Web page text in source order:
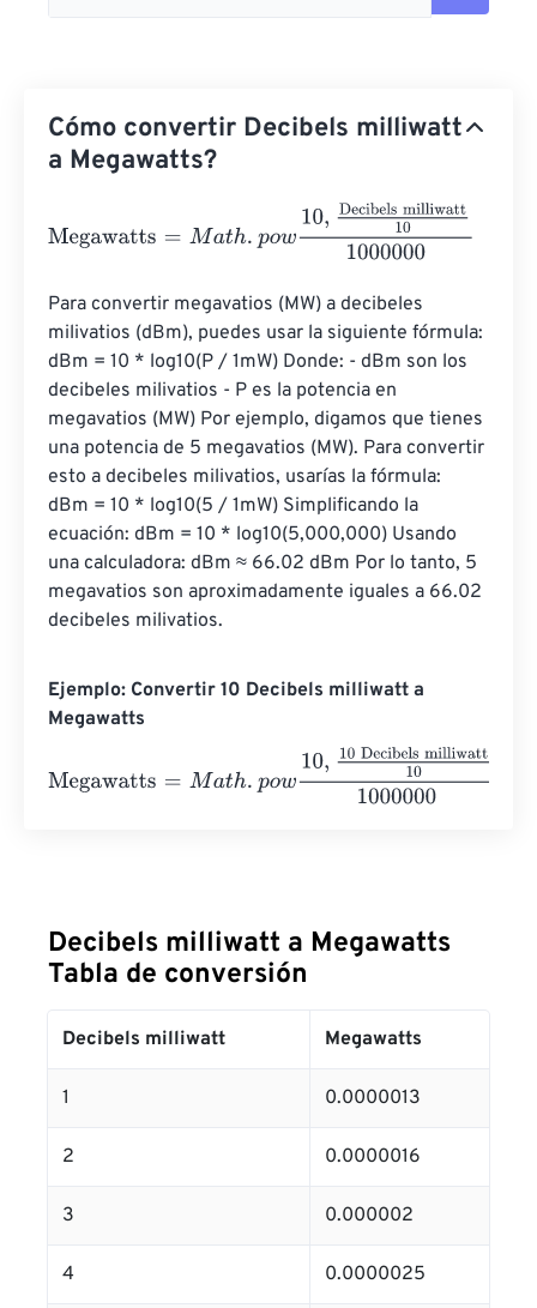
Cómo convertir Decibels milliwatt
a Megawatts?
Decibels milliwatt101000000
Para convertir megavatios (MW) a decibeles
milivatios (dBm), puedes usar la siguiente fórmula:
dBm = 10 * log10(P / 1mW) Donde: - dBm son los
decibeles milivatios - P es la potencia en
megavatios (MW) Por ejemplo, digamos que tienes
una potencia de 5 megavatios (MW). Para convertir
esto a decibeles milivatios, usarías la fórmula:
dBm = 10 * log10(5 / 1mW) Simplificando la
ecuación: dBm = 10 * log10(5,000,000) Usando
una calculadora: dBm ≈ 66.02 dBm Por lo tanto, 5
megavatios son aproximadamente iguales a 66.02
decibeles milivatios.
Ejemplo: Convertir 10 Decibels milliwatt a
Megawatts
10 Decibels milliwatt101000000
Decibels milliwatt a Megawatts
Tabla de conversión
Decibels milliwatt Megawatts
1 0.0000013
2 0.0000016
3 0.000002
4 0.0000025